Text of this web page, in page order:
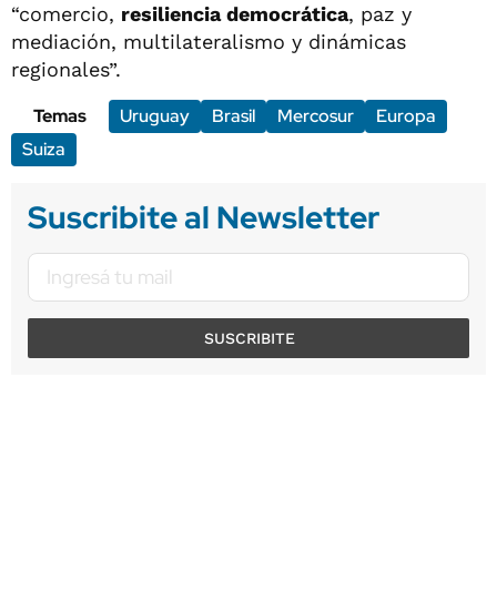
“comercio, resiliencia democrática, paz y
mediación, multilateralismo y dinámicas
regionales”.
Temas
Uruguay Brasil Mercosur
Europa
Suiza
Suscribite al Newsletter
SUSCRIBITE